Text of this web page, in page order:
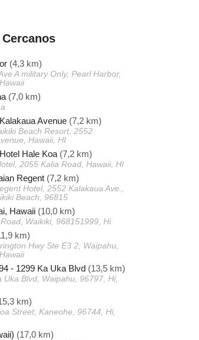
(4,3 km)
A military Only, Pearl Harbor,
(7,0 km)
Avenue (7,2 km)
Beach Resort, 2552
Hawaii, HI
Hale Koa (7,2 km)
2055 Kalia Road, Hawaii, HI
Regent (7,2 km)
Hotel, 2552 Kalakaua Ave.,
Beach, 96815
Hawaii (10,0 km)
Waikiki, 968151999, Hi
km)
Hwy Ste E3 2, Waipahu,
- 1299 Ka Uka Blvd (13,5 km)
Uka Blvd, Waipahu, 96797, Hi,
km)
Street, Kaneohe, 96744, Hi,
(17,0 km)